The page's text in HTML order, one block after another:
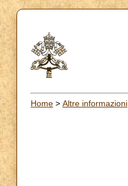
Home > Altre informazioni